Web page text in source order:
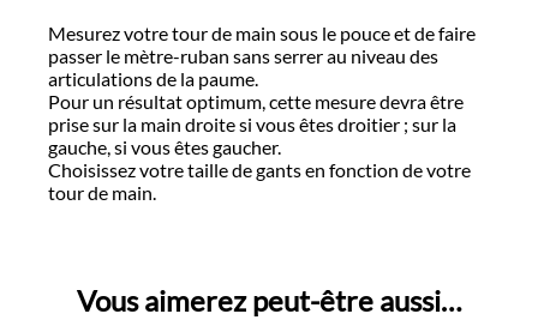
Mesurez votre tour de main sous le pouce et de faire
passer le mètre-ruban sans serrer au niveau des
articulations de la paume.
Pour un résultat optimum, cette mesure devra être
prise sur la main droite si vous êtes droitier ; sur la
gauche, si vous êtes gaucher.
Choisissez votre taille de gants en fonction de votre
tour de main.
Vous aimerez peut-être aussi…